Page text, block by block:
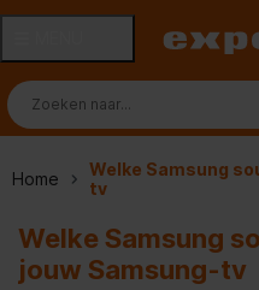
Home
Welke Samsung
tv
Welke Samsung
jouw Samsung-tv